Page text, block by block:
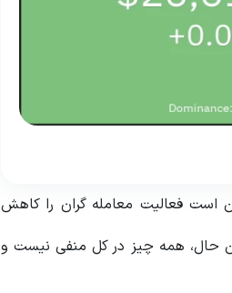
فعالیت معامله گران را کاهش
حال، همه چیز در کل منفی نیست و